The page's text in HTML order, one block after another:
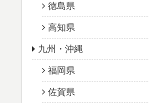
徳島県
高知県
九州・沖縄
福岡県
佐賀県